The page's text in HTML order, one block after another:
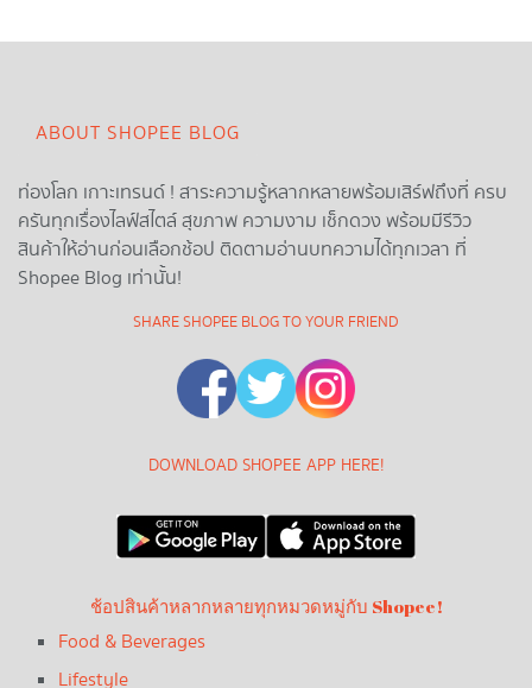
ABOUT SHOPEE BLOG
ท่องโลก เกาะเทรนด์ ! สาระความรู้หลากหลายพร้อมเสิร์ฟถึงที่ ครบ
ครันทุกเรื่องไลฟ์สไตล์ สุขภาพ ความงาม เช็กดวง พร้อมมีรีวิว
สินค้าให้อ่านก่อนเลือกช้อป ติดตามอ่านบทความได้ทุกเวลา ที่
Shopee Blog เท่านั้น!
SHARE SHOPEE BLOG TO YOUR FRIEND
DOWNLOAD SHOPEE APP HERE!
ช้อปสินค้าหลากหลายทุกหมวดหมู่กับ Shopee!
Food & Beverages
Lifestyle